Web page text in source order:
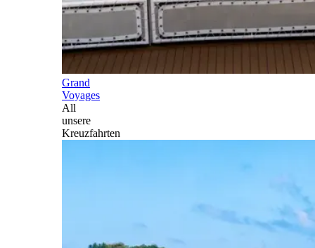
Grand
Voyages
All
unsere
Kreuzfahrten